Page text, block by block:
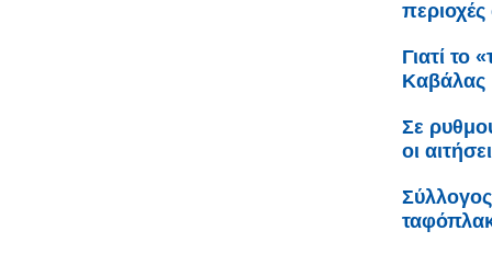
περιοχές
Γιατί το
Καβάλας
Σε
οι